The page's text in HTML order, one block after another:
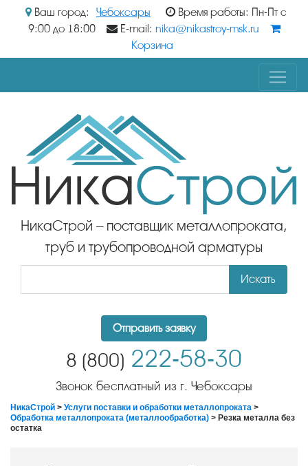
Ваш город: Чебоксары
Время работы: Пн-Пт с
9:00 до 18:00
E-mail: nika@nikastroy-msk.ru
Корзина
НикаСтрой – поставщик металлопроката,
труб и трубопроводной арматуры
Искать
Отправить заявку
8 (800) 222-58-30
Звонок бесплатный из г. Чебоксары
НикаСтрой > Услуги поставки и обработки металлопроката >
Обработка металлопроката (металлообработка) > Резка металла без
остатка